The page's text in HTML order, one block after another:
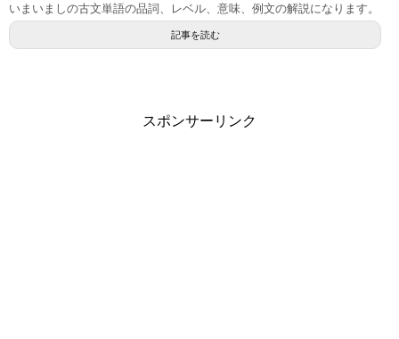
いまいましの古文単語の品詞、レベル、意味、例文の解説になります。
記事を読む
スポンサーリンク